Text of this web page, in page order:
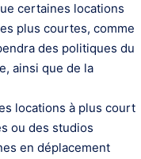
certaines locations
plus courtes, comme
des politiques du
ainsi que de la
locations à plus court
ou des studios
en déplacement